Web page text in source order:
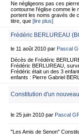
Ne négligeons pas ces
contourne l'église comme le
portent les noms gravés de
titre, que [lire plus]
Frédéric BERLUREAU
le 11 août 2010 par Pascal
Décès de Frédéric
Frédéric BERLUREAU,
Frédéric était un des 3
enfants : Pierre Gabriel
Constitution d'un
le 25 juin 2010 par Pascal
"Les Amis de Senon"